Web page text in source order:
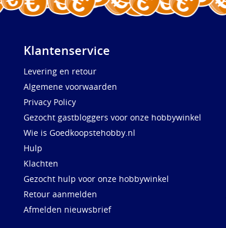
Klantenservice
Levering en retour
Algemene voorwaarden
Privacy Policy
Gezocht gastbloggers voor onze hobbywinkel
Wie is Goedkoopstehobby.nl
Hulp
Klachten
Gezocht hulp voor onze hobbywinkel
Retour aanmelden
Afmelden nieuwsbrief